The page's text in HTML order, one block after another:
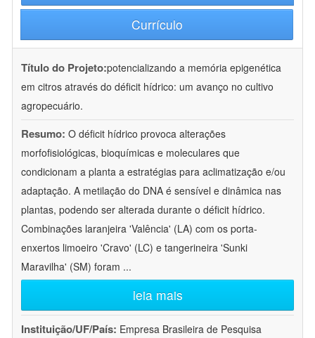
Currículo
Título do Projeto:potencializando a memória epigenética
em citros através do déficit hídrico: um avanço no cultivo
agropecuário.
Resumo: O déficit hídrico provoca alterações
morfofisiológicas, bioquímicas e moleculares que
condicionam a planta a estratégias para aclimatização e/ou
adaptação. A metilação do DNA é sensível e dinâmica nas
plantas, podendo ser alterada durante o déficit hídrico.
Combinações laranjeira 'Valência' (LA) com os porta-
enxertos limoeiro 'Cravo' (LC) e tangerineira 'Sunki
Maravilha' (SM) foram ...
leia mais
Instituição/UF/País: Empresa Brasileira de Pesquisa